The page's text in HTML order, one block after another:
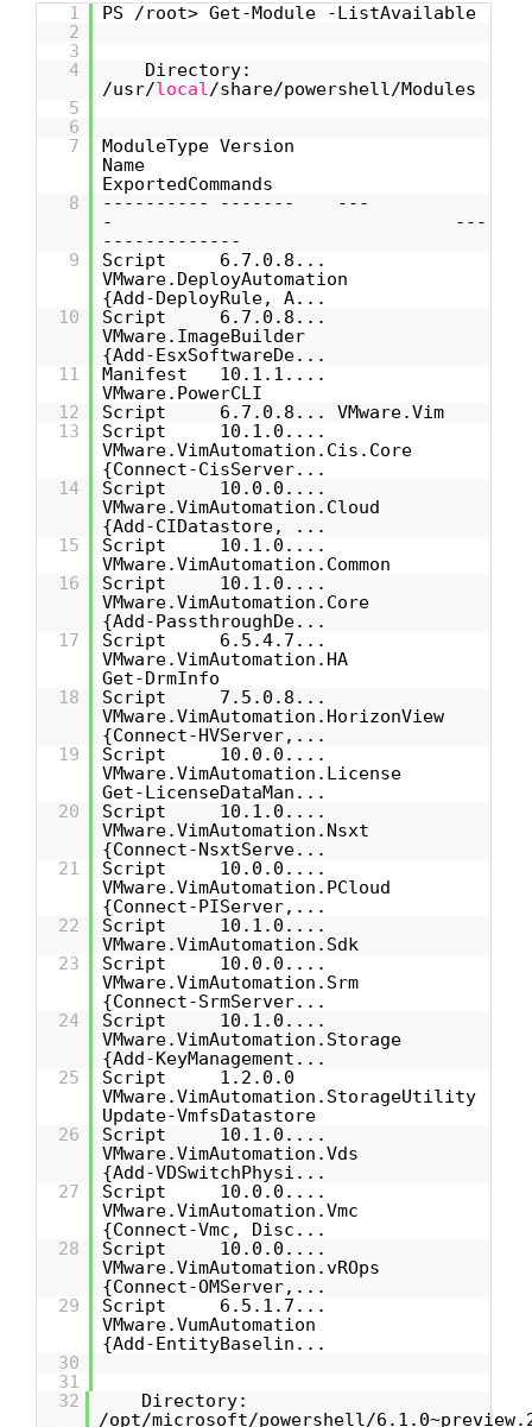
1
PS /root> Get-Module -ListAvailable
2
3
4
Directory:
/usr/local/share/powershell/Modules
5
6
7
ModuleType Version
Name
ExportedCommands
8
---------- ------- ---
- ---
-------------
9
Script 6.7.0.8...
VMware.DeployAutomation
{Add-DeployRule, A...
10
Script 6.7.0.8...
VMware.ImageBuilder
{Add-EsxSoftwareDe...
11
Manifest 10.1.1....
VMware.PowerCLI
12
Script 6.7.0.8... VMware.Vim
13
Script 10.1.0....
VMware.VimAutomation.Cis.Core
{Connect-CisServer...
14
Script 10.0.0....
VMware.VimAutomation.Cloud
{Add-CIDatastore, ...
15
Script 10.1.0....
VMware.VimAutomation.Common
16
Script 10.1.0....
VMware.VimAutomation.Core
{Add-PassthroughDe...
17
Script 6.5.4.7...
VMware.VimAutomation.HA
Get-DrmInfo
18
Script 7.5.0.8...
VMware.VimAutomation.HorizonView
{Connect-HVServer,...
19
Script 10.0.0....
VMware.VimAutomation.License
Get-LicenseDataMan...
20
Script 10.1.0....
VMware.VimAutomation.Nsxt
{Connect-NsxtServe...
21
Script 10.0.0....
VMware.VimAutomation.PCloud
{Connect-PIServer,...
22
Script 10.1.0....
VMware.VimAutomation.Sdk
23
Script 10.0.0....
VMware.VimAutomation.Srm
{Connect-SrmServer...
24
Script 10.1.0....
VMware.VimAutomation.Storage
{Add-KeyManagement...
25
Script 1.2.0.0
VMware.VimAutomation.StorageUtility
Update-VmfsDatastore
26
Script 10.1.0....
VMware.VimAutomation.Vds
{Add-VDSwitchPhysi...
27
Script 10.0.0....
VMware.VimAutomation.Vmc
{Connect-Vmc, Disc...
28
Script 10.0.0....
VMware.VimAutomation.vROps
{Connect-OMServer,...
29
Script 6.5.1.7...
VMware.VumAutomation
{Add-EntityBaselin...
30
31
32
Directory:
/opt/microsoft/powershell/